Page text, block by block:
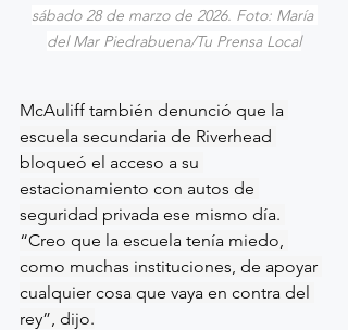
sábado 28 de marzo de 2026. Foto: María
del Mar Piedrabuena/Tu Prensa Local
McAuliff también denunció que la
escuela secundaria de Riverhead
bloqueó el acceso a su
estacionamiento con autos de
seguridad privada ese mismo día.
“Creo que la escuela tenía miedo,
como muchas instituciones, de apoyar
cualquier cosa que vaya en contra del
rey”, dijo.